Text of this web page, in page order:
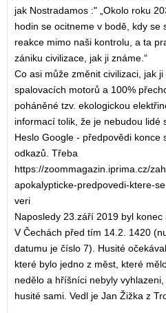
jak Nostradamos :" „Okolo roku
hodin se ocitneme v bodě, kdy se
reakce mimo naši kontrolu, a ta
zániku civilizace, jak ji známe.“
Co asi může změnit civilizaci, jak
spalovacích motorů a 100%
poháněné tzv. ekologickou
informací tolik, že je nebudou lidé
Heslo Google - předpovědi konce
odkazů. Třeba
https://zoommagazin.iprima.cz/
apokalypticke-predpovedi-ktere-
veri
Naposledy 23.září 2019 byl konec
V Čechách před tím 14.2. 1420
datumu je číslo 7). Husité
které bylo jedno z měst, které
nedělo a hříšníci nebyly
husité sami. Vedl je Jan Žižka z